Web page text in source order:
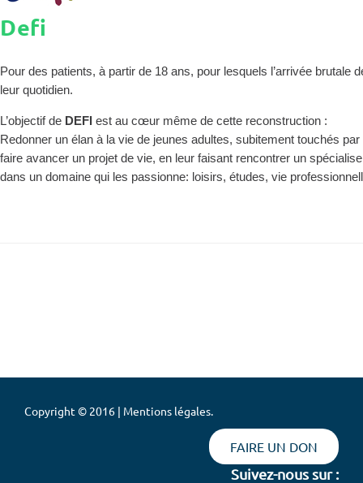
Defi
Pour des patients, à partir de 18 ans, pour lesquels l’arrivée brutale
leur quotidien.
L’objectif de DEFI est au cœur même de cette reconstruction :
Redonner un élan à la vie de jeunes adultes, subitement touchés
faire avancer un projet de vie, en leur faisant rencontrer un
dans un domaine qui les passionne: loisirs, études, vie
Copyright © 2016 | Mentions légales.
FAIRE UN DON
Suivez-nous sur :